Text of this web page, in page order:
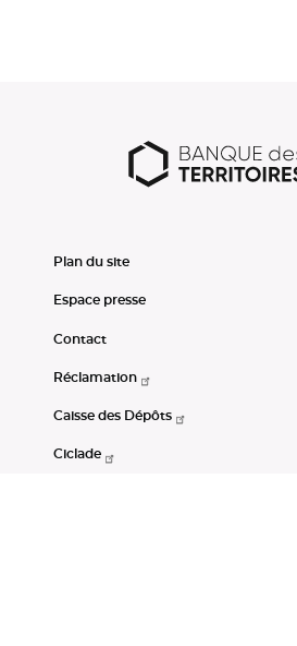
Plan du site
Espace presse
Contact
Réclamation
Caisse des Dépôts
Ciclade